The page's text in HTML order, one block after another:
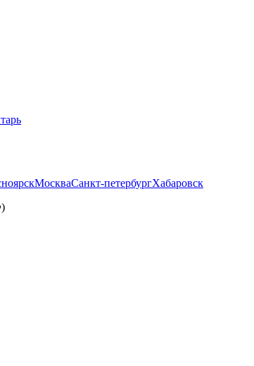
МоскваСанкт-петербургХабаровск